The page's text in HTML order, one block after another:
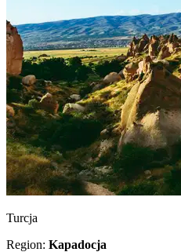
Turcja
Region: Kapadocja